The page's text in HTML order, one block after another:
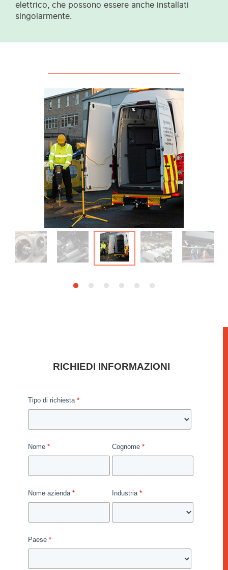
elettrico, che possono essere anche installati
singolarmente.